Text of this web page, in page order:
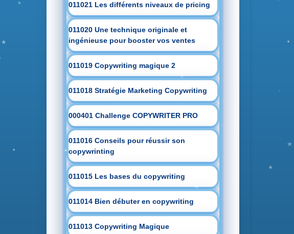
011021 Les différents niveaux de pricing
011020 Une technique originale et
ingénieuse pour booster vos ventes
011019 Copywriting magique 2
011018 Stratégie Marketing Copywriting
000401 Challenge COPYWRITER PRO
011016 Conseils pour réussir son
copywrinting
011015 Les bases du copywriting
011014 Bien débuter en copywriting
011013 Copywriting Magique